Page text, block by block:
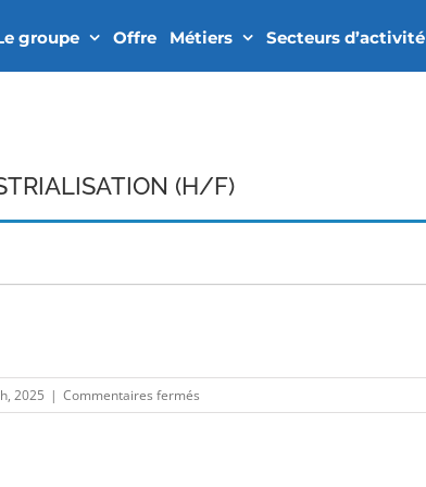
groupe Offre Métiers Secteurs d’activité
(H/F)
2025 | Commentaires ferméssur
INGENIEUR